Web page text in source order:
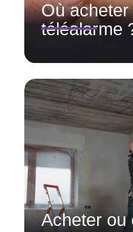
Où acheter
téléalarme
Acheter ou